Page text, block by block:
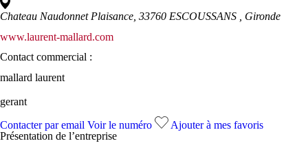
Chateau Naudonnet Plaisance, 33760 ESCOUSSANS
, Gironde
www.laurent-mallard.com
Contact commercial :
mallard laurent
gerant
Contacter par email Voir le numéro
Ajouter à mes favoris
Présentation de l’entreprise